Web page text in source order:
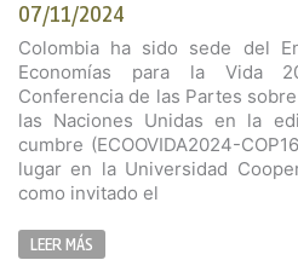
07/11/2024
Colombia ha sido sede del
Economías para la Vida
Conferencia de las Partes
las Naciones Unidas en la
cumbre (ECOOVIDA2024-
lugar en la Universidad
como invitado el
LEER MÁS